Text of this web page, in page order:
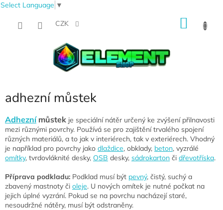
Select Language ▼
CZK
adhezní můstek
Adheznímůstek je speciální nátěr určený ke zvýšení přilnavosti
mezi různými povrchy. Používá se pro zajištění trvalého spojení
různých materiálů, a to jak v interiérech, tak v exteriérech. Vhodný
je například pro povrchy jako dlaždice, obklady, beton, vyzrálé
omítky, tvrdovláknité desky, OSB desky, sádrokarton či dřevotříska.
Příprava podkladu: Podklad musí být pevný, čistý, suchý a
zbavený mastnoty či oleje. U nových omítek je nutné počkat na
jejich úplné vyzrání. Pokud se na povrchu nacházejí staré,
nesoudržné nátěry, musí být odstraněny.